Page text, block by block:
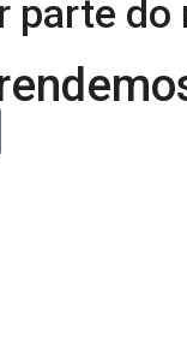
parte